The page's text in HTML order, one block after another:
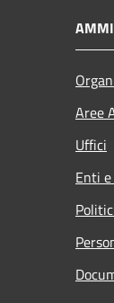
Aree
Uffici
Enti